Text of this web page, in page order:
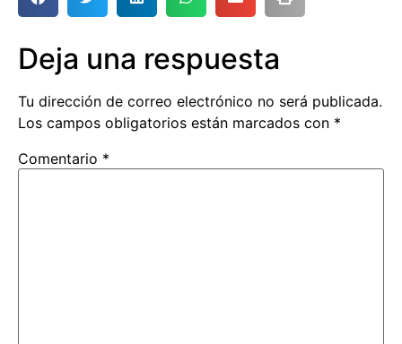
Deja una respuesta
Tu dirección de correo electrónico no será publicada.
Los campos obligatorios están marcados con *
Comentario *